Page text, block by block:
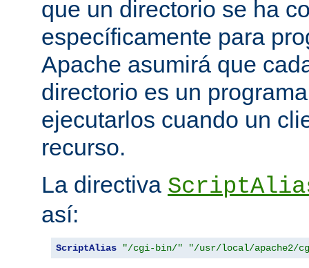
que un directorio se ha
específicamente para
Apache asumirá que
directorio es un
ejecutarlos cuando un
recurso.
La directiva
así:
ScriptAlias "/cgi-bin/" "/usr/local/apache2/